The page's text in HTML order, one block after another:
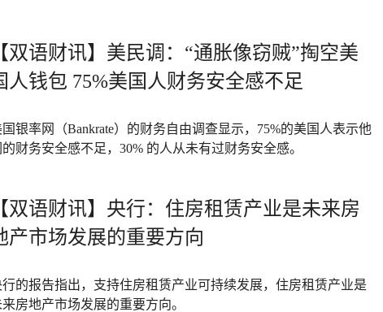
【双语财讯】美民调：“通胀像窃贼”掏空美
人钱包 75%美国人财务安全感不足
银率网（Bankrate）的财务自由调查显示，75%的美国人表示他
财务安全感不足，30% 的人从未有过财务安全感。
【双语财讯】央行：住房租赁产业是未来房
产市场发展的重要方向
行的报告指出，支持住房租赁产业可持续发展，住房租赁产业是
来房地产市场发展的重要方向。